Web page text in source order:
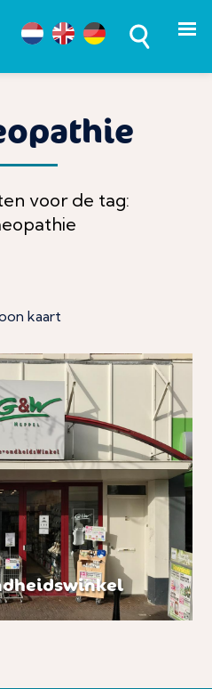
voor de tag:
kaart